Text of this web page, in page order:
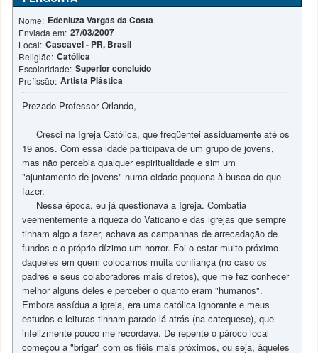
Nome: Edeniuza Vargas da Costa
Enviada em: 27/03/2007
Local: Cascavel - PR, Brasil
Religião: Católica
Escolaridade: Superior concluído
Profissão: Artista Plástica
Prezado Professor Orlando,
Cresci na Igreja Católica, que freqüentei assiduamente até os
19 anos. Com essa idade participava de um grupo de jovens,
mas não percebia qualquer espiritualidade e sim um
"ajuntamento de jovens" numa cidade pequena à busca do que
fazer.
Nessa época, eu já questionava a Igreja. Combatia
veementemente a riqueza do Vaticano e das igrejas que sempre
tinham algo a fazer, achava as campanhas de arrecadação de
fundos e o próprio dízimo um horror. Foi o estar muito próximo
daqueles em quem colocamos muita confiança (no caso os
padres e seus colaboradores mais diretos), que me fez conhecer
melhor alguns deles e perceber o quanto eram "humanos".
Embora assídua a igreja, era uma católica ignorante e meus
estudos e leituras tinham parado lá atrás (na catequese), que
infelizmente pouco me recordava. De repente o pároco local
começou a "brigar" com os fiéis mais próximos, ou seja, àqueles